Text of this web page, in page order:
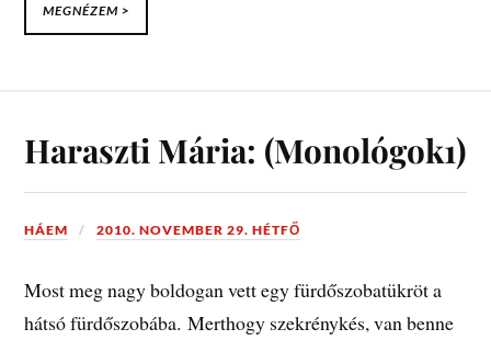
MEGNÉZEM >
Haraszti Mária: (Monológok1)
HÁEM 2010. NOVEMBER 29. HÉTFŐ
Most meg nagy boldogan vett egy fürdőszobatükröt a
hátsó fürdőszobába. Merthogy szekrénykés, van benne